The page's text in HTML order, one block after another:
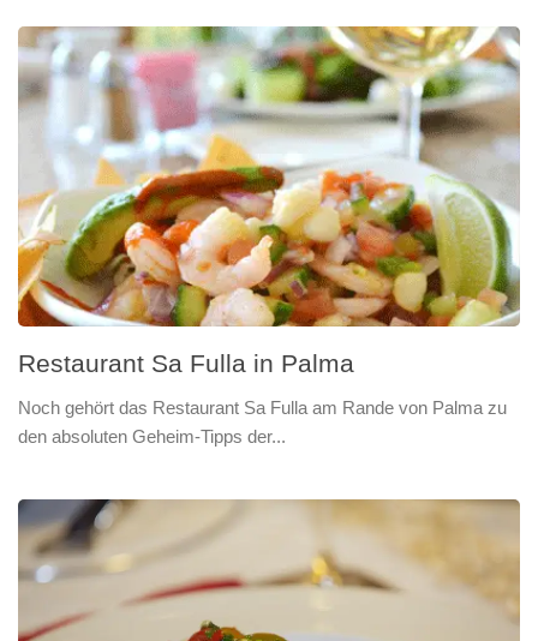
Restaurant Sa Fulla in Palma
Noch gehört das Restaurant Sa Fulla am Rande von Palma zu
den absoluten Geheim-Tipps der...